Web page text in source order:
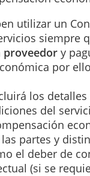
utilizar un
siempre
proveedor y
por
los detalles
del
partes y
el deber de
(si se